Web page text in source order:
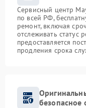
Сервисный центр
по всей РФ,
ремонт, включая
отслеживать статус
предоставляется
продления срока
безопасное